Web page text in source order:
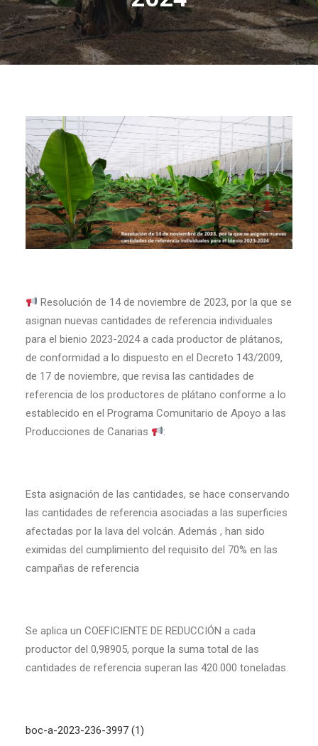
Resolución de 14 de noviembre de 2023, por la que se
asignan nuevas cantidades de referencia individuales
para el bienio 2023-2024 a cada productor de plátanos,
de conformidad a lo dispuesto en el Decreto 143/2009,
de 17 de noviembre, que revisa las cantidades de
referencia de los productores de plátano conforme a lo
establecido en el Programa Comunitario de Apoyo a las
Producciones de Canarias
:
Esta asignación de las cantidades, se hace conservando
las cantidades de referencia asociadas a las superficies
afectadas por la lava del volcán. Además , han sido
eximidas del cumplimiento del requisito del 70% en las
campañas de referencia
Se aplica un COEFICIENTE DE REDUCCIÓN a cada
productor del 0,98905, porque la suma total de las
cantidades de referencia superan las 420.000 toneladas.
boc-a-2023-236-3997 (1)